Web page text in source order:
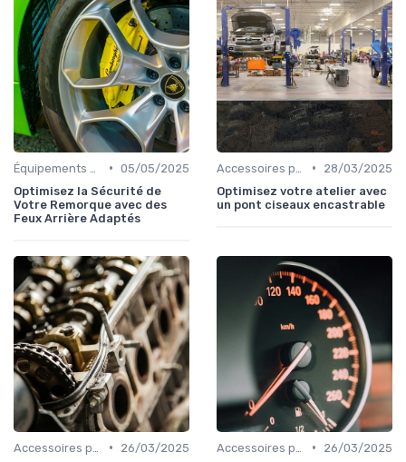
• 05/05/2025
Optimisez la Sécurité de
Votre Remorque avec des
Feux Arrière Adaptés
•
28/03/2025
Optimisez votre atelier avec
un pont ciseaux encastrable
•
26/03/2025
•
26/03/2025